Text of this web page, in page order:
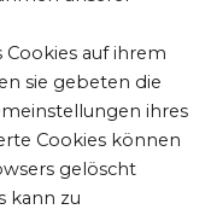
auf ihrem
sie gebeten die
ihres
Cookies können
gelöscht
kann zu